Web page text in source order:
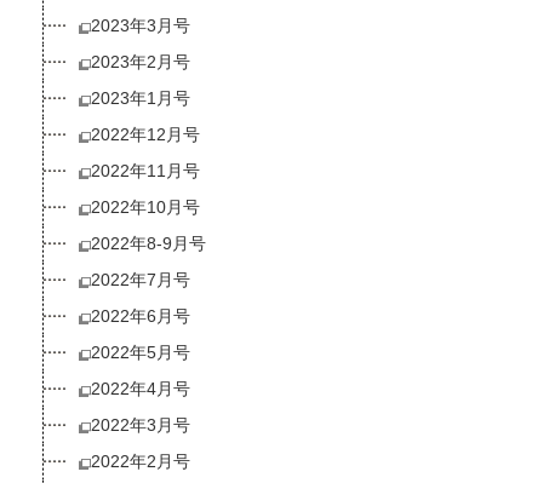
2023年3月号
2023年2月号
2023年1月号
2022年12月号
2022年11月号
2022年10月号
2022年8-9月号
2022年7月号
2022年6月号
2022年5月号
2022年4月号
2022年3月号
2022年2月号